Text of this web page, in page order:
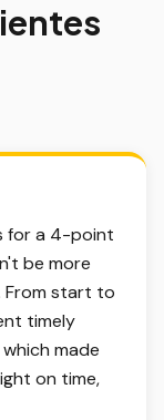
for a 4-point
be more
From start to
timely
made
on time,